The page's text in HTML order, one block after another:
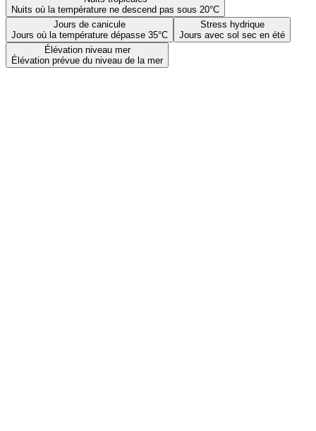
Nuits où la température ne descend pas sous 20°C
Jours de canicule
Jours où la température dépasse 35°C
Stress hydrique
Jours avec sol sec en été
Élévation niveau mer
Élévation prévue du niveau de la mer